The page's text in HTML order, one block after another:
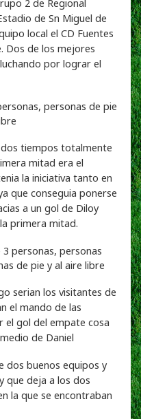
de Sn Miguel de
local el CD Fuentes
Dos de los mejores
por lograr el
tiempos totalmente
mitad era el
la iniciativa tanto en
que conseguia ponerse
a un gol de Diloy
primera mitad.
serian los visitantes de
el mando de las
gol del empate cosa
de Daniel
dos buenos equipos y
que deja a los dos
la que se encontraban